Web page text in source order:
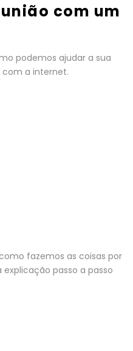
com um
podemos ajudar a sua
com a internet.
fazemos as coisas por
passo a passo